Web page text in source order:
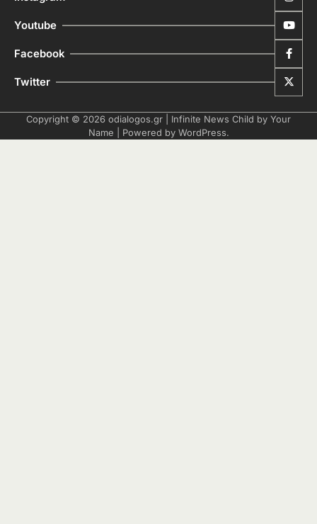
Youtube
Facebook
Twitter
Copyright © 2026 odialogos.gr | Infinite News Child by Your
Name | Powered by WordPress.